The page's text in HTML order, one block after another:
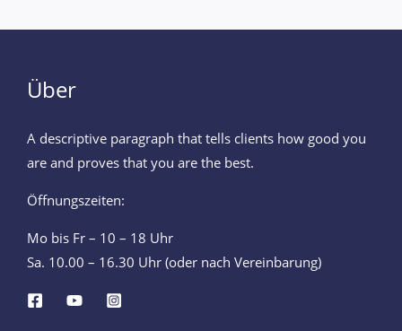
Über
A descriptive paragraph that tells clients how good you
are and proves that you are the best.
Öffnungszeiten:
Mo bis Fr – 10 – 18 Uhr
Sa. 10.00 – 16.30 Uhr (oder nach Vereinbarung)